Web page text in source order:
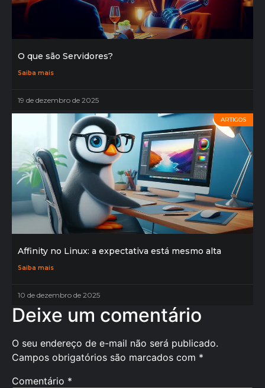
O que são Servidores?
Saiba mais
19 de dezembro de 2025
ARTIGOS
Affinity no Linux: a expectativa está mesmo alta
Saiba mais
10 de dezembro de 2025
Deixe um comentário
O seu endereço de e-mail não será publicado.
Campos obrigatórios são marcados com *
Comentário *